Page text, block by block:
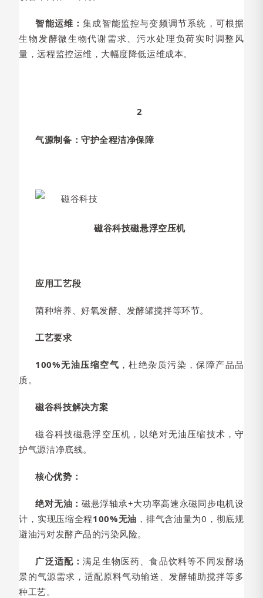
智能运维：集成智能监控与变频调节系统，可根据
生物发酵微生物代谢需求、污水处理负荷实时调整风
量，远程监控运维，大幅度降低运维成本。
2
气源制备：守护全程洁净保障
磁谷科技磁悬浮空压机
应用工艺段
菌种培养、好氧发酵、发酵罐搅拌等环节。
工艺要求
100%无油压缩空气 ，杜绝杂质污染，保障产品品
质。
磁谷科技解决方案
磁谷科技磁悬浮空压机，以绝对无油压缩技术，守
护气源洁净底线。
核心优势：
绝对无油： 磁悬浮轴承+大功率高速永磁同步电机设
计，实现压缩全程100%无油 ，排气含油量为0，彻底规
避油污对发酵产品的污染风险。
广泛适配：满足生物医药、食品饮料等不同发酵场
景的气源需求，适配原料气动输送、发酵辅助搅拌等多
种工艺。